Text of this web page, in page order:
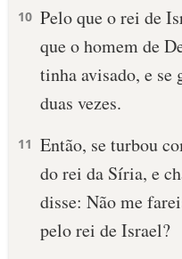
10 Pelo que o rei de
que o homem de
tinha avisado, e se
duas vezes.
11 Então, se turbou
do rei da Síria, e
disse: Não me
pelo rei de Israel?